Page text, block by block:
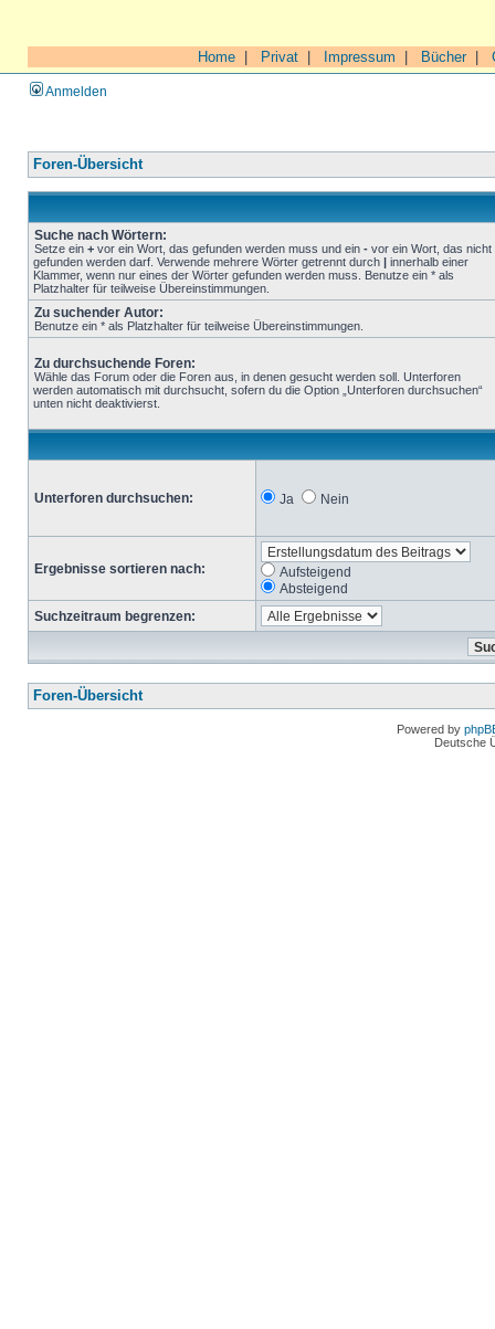
Home Privat Impressum Bücher|
Anmelden
Foren-Übersicht
Suche nach Wörtern:
Setze ein + vor ein Wort, das gefunden werden muss und ein - vor ein Wort, das nicht
gefunden werden darf. Verwende mehrere Wörter getrennt durch | innerhalb einer
Klammer, wenn nur eines der Wörter gefunden werden muss. Benutze ein * als
Platzhalter für teilweise Übereinstimmungen.
Zu suchender Autor:
Benutze ein * als Platzhalter für teilweise Übereinstimmungen.
Zu durchsuchende Foren:
Wähle das Forum oder die Foren aus, in denen gesucht werden soll. Unterforen
werden automatisch mit durchsucht, sofern du die Option „Unterforen durchsuchen“
unten nicht deaktivierst.
Unterforen durchsuchen: Ja Nein
Ergebnisse sortieren nach:
Aufsteigend
Absteigend
Suchzeitraum begrenzen:
Foren-Übersicht
Powered by
Deutsche